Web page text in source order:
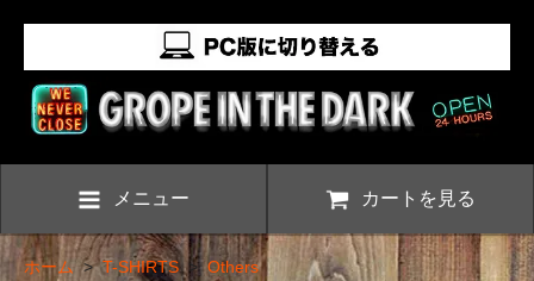
メニュー カートを見る
ホーム>T-SHIRTS>Others